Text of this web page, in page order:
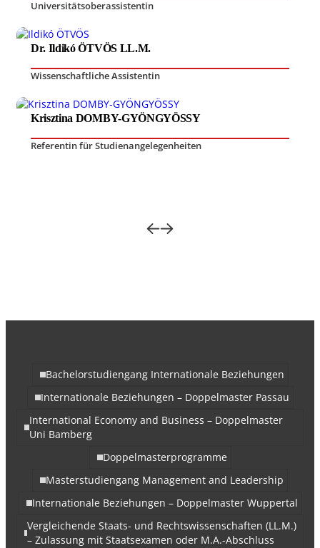
Universitätsoberassistentin
Dr. Ildikó ÖTVÖS LL.M.
Wissenschaftliche Assistentin
Krisztina DOMBY-GYÖNGYÖSSY
Referentin für Studienangelegenheiten
Bachelorstudiengang Internationale Beziehungen
Internationale Beziehungen – Doppelmaster Passau
International Economy and Business – Doppelmaster
Uni Bamberg
Doppelmasterprogramme
Masterstudiengang Management and Leadership
Internationale Beziehungen – Doppelmaster Wuppertal
Vergleichende Staats- und Rechtswissenschaften (LL.M.)
– Zulassung mit Staatsexamen oder M.A.-Abschluss